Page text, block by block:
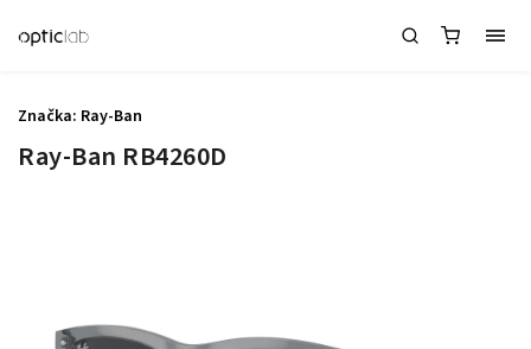
Ray-Ban RB4260D
Značka: Ray-Ban